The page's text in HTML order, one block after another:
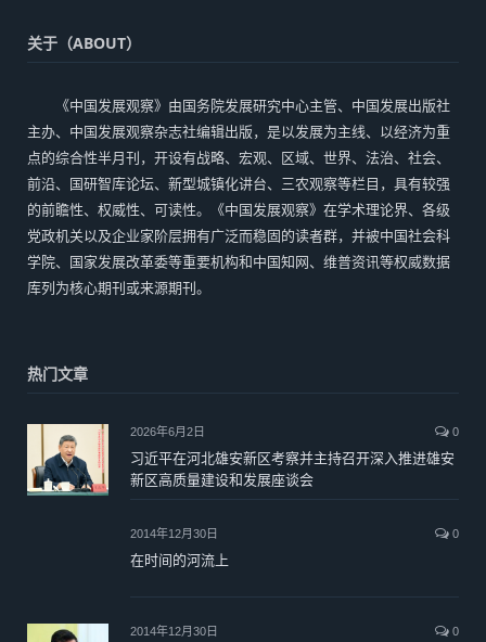
关于（ABOUT）
《中国发展观察》由国务院发展研究中心主管、中国发展出版社
主办、中国发展观察杂志社编辑出版，是以发展为主线、以经济为重
点的综合性半月刊，开设有战略、宏观、区域、世界、法治、社会、
前沿、国研智库论坛、新型城镇化讲台、三农观察等栏目，具有较强
的前瞻性、权威性、可读性。《中国发展观察》在学术理论界、各级
党政机关以及企业家阶层拥有广泛而稳固的读者群，并被中国社会科
学院、国家发展改革委等重要机构和中国知网、维普资讯等权威数据
库列为核心期刊或来源期刊。
热门文章
2026年6月2日 0
习近平在河北雄安新区考察并主持召开深入推进雄安
新区高质量建设和发展座谈会
2014年12月30日 0
在时间的河流上
2014年12月30日 0